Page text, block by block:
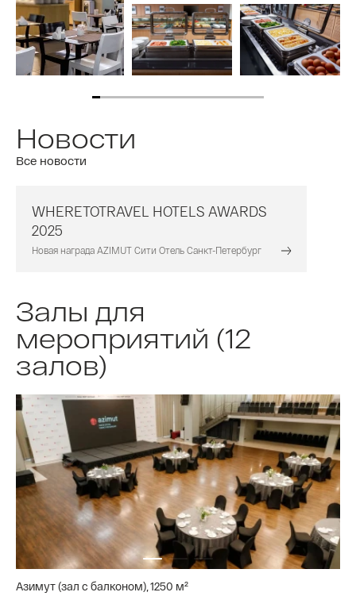
Новости
Все новости
WHERETOTRAVEL HOTELS AWARDS
2025
Новая награда AZIMUT Сити Отель Санкт-Петербург
Залы для
мероприятий (12
залов)
Азимут (зал с балконом), 1250 м²